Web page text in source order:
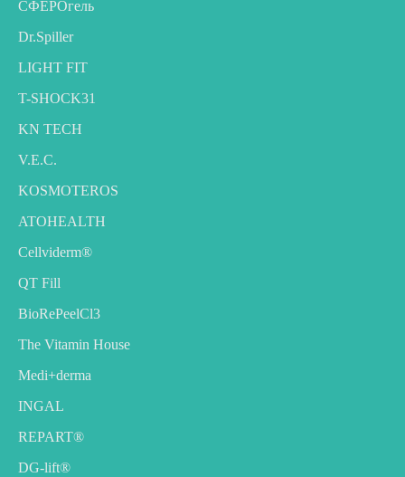
CФЕРОгель
Dr.Spiller
LIGHT FIT
T-SHOCK31
KN TECH
V.E.C.
KOSMOTEROS
ATOHEALTH
Cellviderm®
QT Fill
BioRePeelCl3
The Vitamin House
Medi+derma
INGAL
REPART®
DG-lift®️